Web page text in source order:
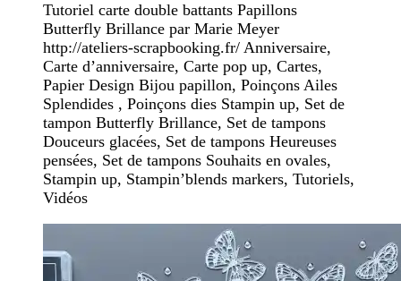
Tutoriel carte double battants Papillons
Butterfly Brillance par Marie Meyer
http://ateliers-scrapbooking.fr/ Anniversaire,
Carte d’anniversaire, Carte pop up, Cartes,
Papier Design Bijou papillon, Poinçons Ailes
Splendides , Poinçons dies Stampin up, Set de
tampon Butterfly Brillance, Set de tampons
Douceurs glacées, Set de tampons Heureuses
pensées, Set de tampons Souhaits en ovales,
Stampin up, Stampin’blends markers, Tutoriels,
Vidéos